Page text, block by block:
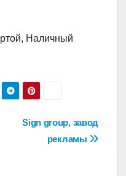
Наличный
Sign group, завод
рекламы